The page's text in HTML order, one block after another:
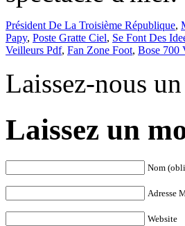
Président De La Troisième République,
Papy, Poste Gratte Ciel, Se Font Des
Veilleurs Pdf, Fan Zone Foot, Bose 700
Laissez-nous
Laissez un
Nom
Adresse
Website